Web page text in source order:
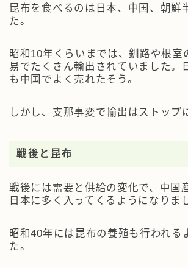
昆布を食べるのは日本、中国、朝鮮
た。
昭和10年くらいまでは、釧路や根室
易でたくさん輸出されていました。
も中国でよく売れたそう。
しかし、支那事変で輸出はストップ
戦後と昆布
戦後には需要と供給の変化で、中国
日本に多く入ってくるようになりま
昭和40年には昆布の養殖も行われる
た。